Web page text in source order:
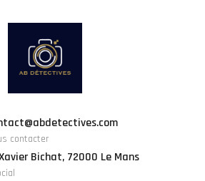
contacter
Bichat, 72000 Le Mans